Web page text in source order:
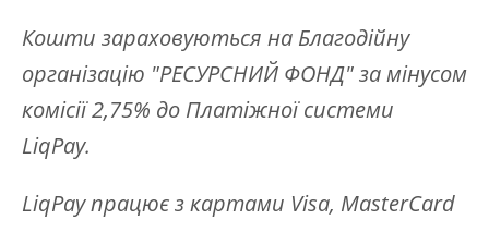
Кошти зараховуються на Благодійну
організацію "РЕСУРСНИЙ ФОНД" за мінусом
комісії 2,75% до Платіжної системи
LiqPay.
LiqPay працює з картами Visa, MasterCard